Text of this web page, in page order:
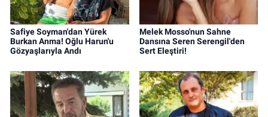
Safiye Soyman'dan Yürek
Burkan Anma! Oğlu Harun'u
Gözyaşlarıyla Andı
Melek Mosso'nun Sahne
Dansına Seren Serengil'den
Sert Eleştiri!